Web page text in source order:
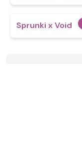
Sprunki x Void